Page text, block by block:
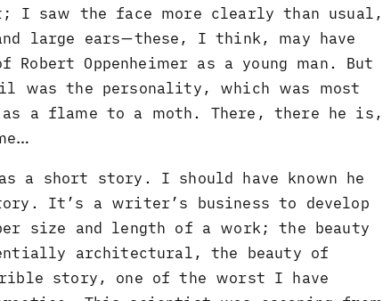
saw the face more clearly than usual,
large ears—these, I think, may have
Robert Oppenheimer as a young man. But
was the personality, which was most
a flame to a moth. There, there he is,
short story. I should have known he
It’s a writer’s business to develop
size and length of a work; the beauty
architectural, the beauty of
story, one of the worst I have